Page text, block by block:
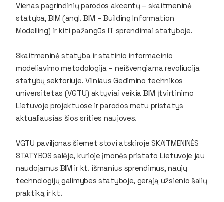
Vienas pagrindinių parodos akcentų – skaitmeninė
statyba, BIM (angl. BIM – Building Information
Modelling) ir kiti pažangūs IT sprendimai statyboje.
Skaitmeninė statyba ir statinio informacinio
modeliavimo metodologija – neišvengiama revoliucija
statybų sektoriuje. Vilniaus Gedimino technikos
universitetas (VGTU) aktyviai veikia BIM įtvirtinimo
Lietuvoje projektuose ir parodos metu pristatys
aktualiausias šios srities naujoves.
VGTU paviljonas šiemet stovi atskiroje SKAITMENINĖS
STATYBOS salėje, kurioje įmonės pristato Lietuvoje jau
naudojamus BIM ir kt. išmanius sprendimus, naujų
technologijų galimybes statyboje, gerąją užsienio šalių
praktiką ir kt.